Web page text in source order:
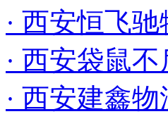
· 西安恒飞
· 西安袋鼠
· 西安建鑫